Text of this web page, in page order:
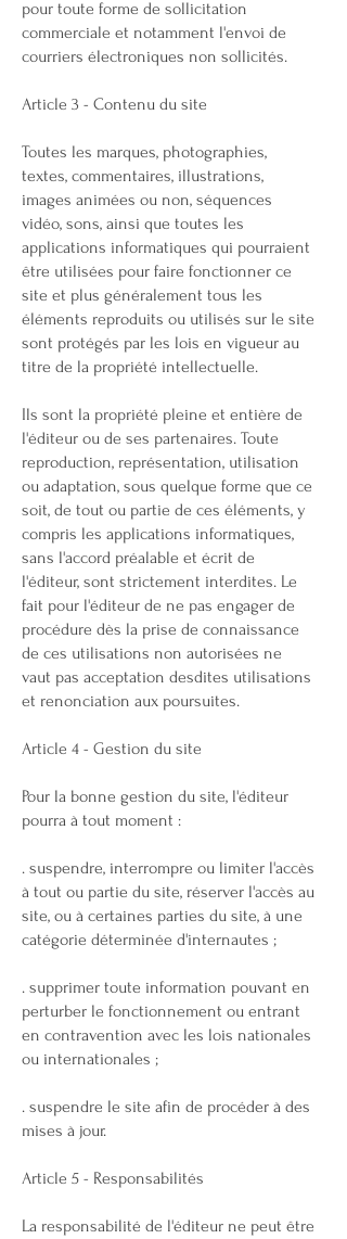
pour toute forme de sollicitation
commerciale et notamment l'envoi de
courriers électroniques non sollicités.
Article 3 - Contenu du site
Toutes les marques, photographies,
textes, commentaires, illustrations,
images animées ou non, séquences
vidéo, sons, ainsi que toutes les
applications informatiques qui pourraient
être utilisées pour faire fonctionner ce
site et plus généralement tous les
éléments reproduits ou utilisés sur le site
sont protégés par les lois en vigueur au
titre de la propriété intellectuelle.
Ils sont la propriété pleine et entière de
l'éditeur ou de ses partenaires. Toute
reproduction, représentation, utilisation
ou adaptation, sous quelque forme que ce
soit, de tout ou partie de ces éléments, y
compris les applications informatiques,
sans l'accord préalable et écrit de
l'éditeur, sont strictement interdites. Le
fait pour l'éditeur de ne pas engager de
procédure dès la prise de connaissance
de ces utilisations non autorisées ne
vaut pas acceptation desdites utilisations
et renonciation aux poursuites.
Article 4 - Gestion du site
Pour la bonne gestion du site, l'éditeur
pourra à tout moment :
. suspendre, interrompre ou limiter l'accès
à tout ou partie du site, réserver l'accès au
site, ou à certaines parties du site, à une
catégorie déterminée d'internautes ;
. supprimer toute information pouvant en
perturber le fonctionnement ou entrant
en contravention avec les lois nationales
ou internationales ;
. suspendre le site afin de procéder à des
mises à jour.
Article 5 - Responsabilités
La responsabilité de l'éditeur ne peut être